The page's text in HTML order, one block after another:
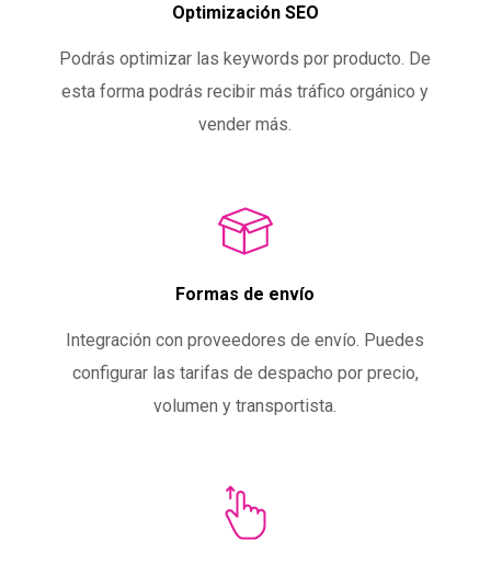
Optimización SEO
Podrás optimizar las keywords por producto. De
esta forma podrás recibir más tráfico orgánico y
vender más.
Formas de envío
Integración con proveedores de envío. Puedes
configurar las tarifas de despacho por precio,
volumen y transportista.